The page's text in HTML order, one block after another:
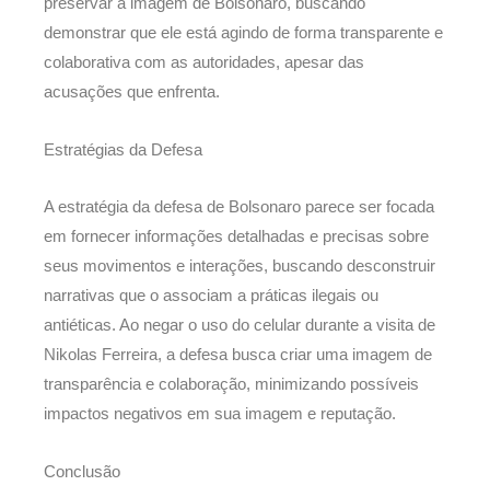
demonstrar que ele está agindo de forma transparente e
colaborativa com as autoridades, apesar das
acusações que enfrenta.
Estratégias da Defesa
A estratégia da defesa de Bolsonaro parece ser focada
em fornecer informações detalhadas e precisas sobre
seus movimentos e interações, buscando desconstruir
narrativas que o associam a práticas ilegais ou
antiéticas. Ao negar o uso do celular durante a visita de
Nikolas Ferreira, a defesa busca criar uma imagem de
transparência e colaboração, minimizando possíveis
impactos negativos em sua imagem e reputação.
Conclusão